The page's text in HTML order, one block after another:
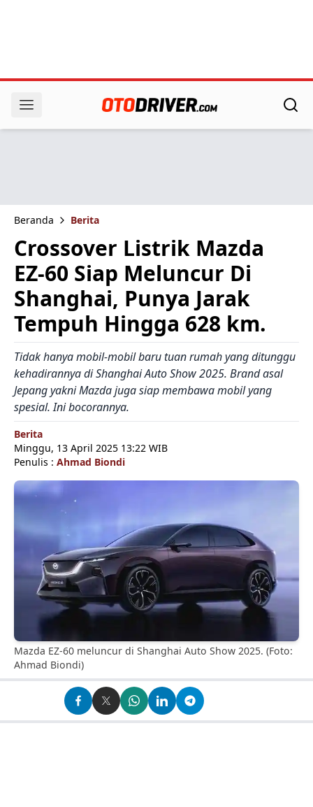
Beranda Berita
Crossover Listrik Mazda
EZ-60 Siap Meluncur Di
Shanghai, Punya Jarak
Tempuh Hingga 628 km.
Tidak hanya mobil-mobil baru tuan rumah yang ditunggu
kehadirannya di Shanghai Auto Show 2025. Brand asal
Jepang yakni Mazda juga siap membawa mobil yang
spesial. Ini bocorannya.
Berita
Minggu, 13 April 2025 13:22 WIB
Penulis : Ahmad Biondi
Mazda EZ-60 meluncur di Shanghai Auto Show 2025. (Foto:
Ahmad Biondi)